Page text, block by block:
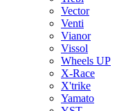
Vector
Venti
Vianor
Vissol
Wheels UP
X-Race
X'trike
Yamato